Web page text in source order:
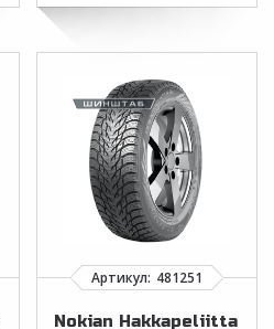
Nokian Hakkapeliitta